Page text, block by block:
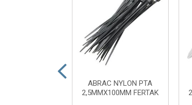
ABRAC NYLON PTA
2,5MMX100MM FERTAK